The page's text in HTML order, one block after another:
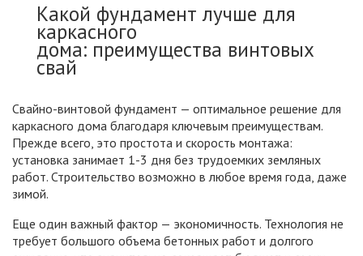
Какой фундамент лучше для
каркасного
дома: преимущества винтовых
свай
Свайно-винтовой фундамент — оптимальное решение для
каркасного дома благодаря ключевым преимуществам.
Прежде всего, это простота и скорость монтажа:
установка занимает 1-3 дня без трудоемких земляных
работ. Строительство возможно в любое время года, даже
зимой.
Еще один важный фактор — экономичность. Технология не
требует большого объема бетонных работ и долгого